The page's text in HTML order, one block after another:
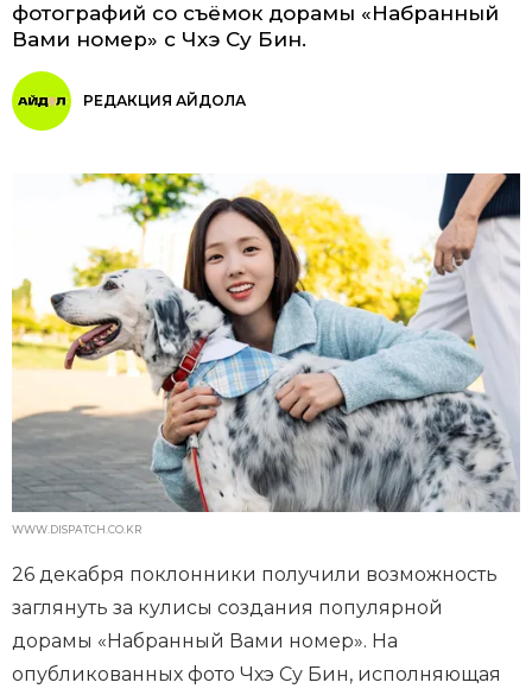
фотографий со съёмок дорамы «Набранный
Вами номер» с Чхэ Су Бин.
РЕДАКЦИЯ АЙДОЛА
WWW.DISPATCH.CO.KR
26 декабря поклонники получили возможность
заглянуть за кулисы создания популярной
дорамы «Набранный Вами номер». На
опубликованных фото Чхэ Су Бин, исполняющая